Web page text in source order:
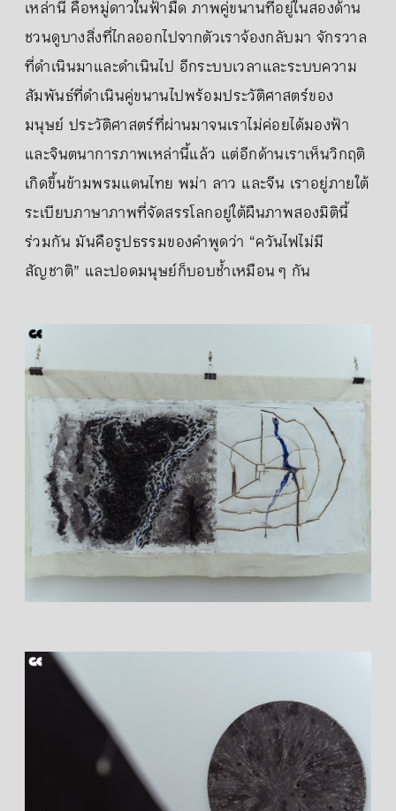
เหล่านี้ คือหมู่ดาวในฟ้ามืด ภาพคู่ขนานที่อยู่ในสองด้าน
ชวนดูบางสิ่งที่ไกลออกไปจากตัวเราจ้องกลับมา จักรวาล
ที่ดำเนินมาและดำเนินไป อีกระบบเวลาและระบบความ
สัมพันธ์ที่ดำเนินคู่ขนานไปพร้อมประวัติศาสตร์ของ
มนุษย์ ประวัติศาสตร์ที่ผ่านมาจนเราไม่ค่อยได้มองฟ้า
และจินตนาการภาพเหล่านี้แล้ว แต่อีกด้านเราเห็นวิกฤติ
เกิดขึ้นข้ามพรมแดนไทย พม่า ลาว และจีน เราอยู่ภายใต้
ระเบียบภาษาภาพที่จัดสรรโลกอยู่ใต้ผืนภาพสองมิตินี้
ร่วมกัน มันคือรูปธรรมของคำพูดว่า “ควันไฟไม่มี
สัญชาติ” และปอดมนุษย์ก็บอบช้ำเหมือน ๆ กัน